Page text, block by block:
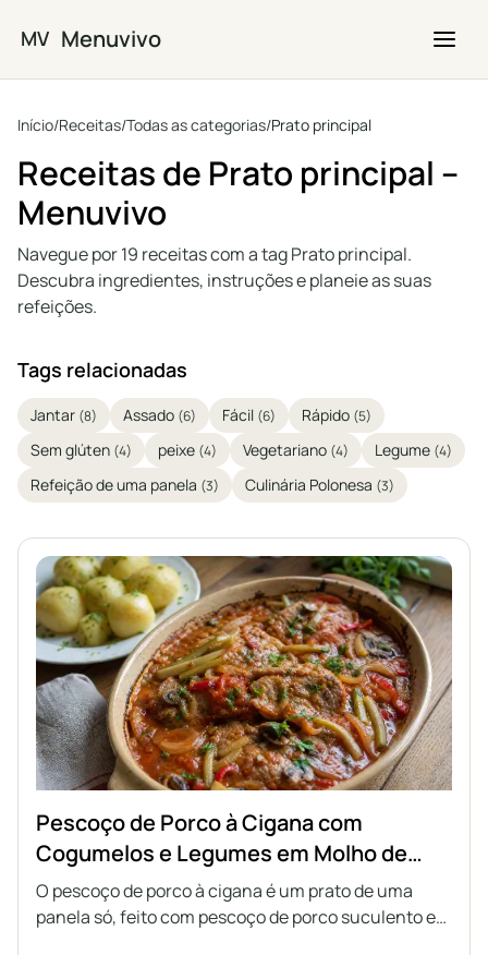
MV Menuvivo
Início/Receitas/Todas as categorias/Prato principal
Receitas de Prato principal –
Menuvivo
Navegue por 19 receitas com a tag Prato principal.
Descubra ingredientes, instruções e planeie as suas
refeições.
Tags relacionadas
Jantar (8) Assado (6) Fácil (6) Rápido (5)
Sem glúten (4) peixe (4) Vegetariano (4) Legume (4)
Refeição de uma panela (3) Culinária Polonesa (3)
Pescoço de Porco à Cigana com
Cogumelos e Legumes em Molho de
Tomate
O pescoço de porco à cigana é um prato de uma
panela só, feito com pescoço de porco suculento e